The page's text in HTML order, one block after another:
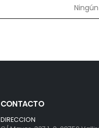
CONTACTO
DIRECCION